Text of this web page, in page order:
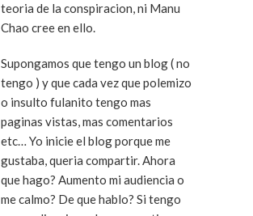
teoria de la conspiracion, ni Manu
Chao cree en ello.
Supongamos que tengo un blog ( no
tengo ) y que cada vez que polemizo
o insulto fulanito tengo mas
paginas vistas, mas comentarios
etc… Yo inicie el blog porque me
gustaba, queria compartir. Ahora
que hago? Aumento mi audiencia o
me calmo? De que hablo? Si tengo